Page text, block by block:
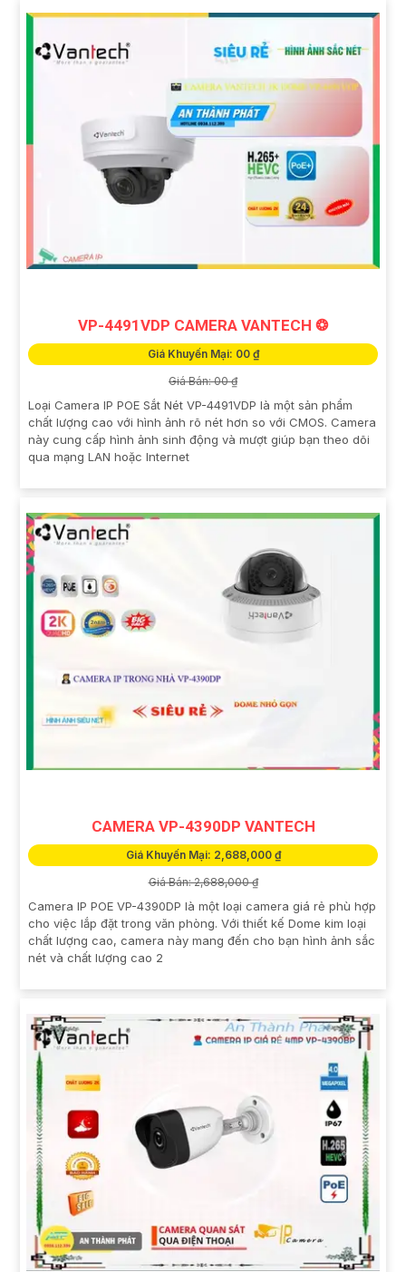
VP-4491VDP CAMERA VANTECH ❂
Giá Khuyến Mại: 00 ₫
Giá Bán: 00 ₫
Loại Camera IP POE Sắt Nét VP-4491VDP là một sản phẩm
chất lượng cao với hình ảnh rõ nét hơn so với CMOS. Camera
này cung cấp hình ảnh sinh động và mượt giúp bạn theo dõi
qua mạng LAN hoặc Internet
CAMERA VP-4390DP VANTECH
Giá Khuyến Mại: 2,688,000 ₫
Giá Bán: 2,688,000 ₫
Camera IP POE VP-4390DP là một loại camera giá rẻ phù hợp
cho việc lắp đặt trong văn phòng. Với thiết kế Dome kim loại
chất lượng cao, camera này mang đến cho bạn hình ảnh sắc
nét và chất lượng cao 2